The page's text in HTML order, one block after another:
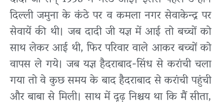
दिल्ली जमुना के कंठे पर व कमला नगर सेवाकेन्द्र पर
सेवायें की थी। जब दादी जी यज्ञ में आई तो बच्चों को
साथ लेकर आई थी, फिर परिवार वाले आकर बच्चों को
वापस ले गये। जब यज्ञ हैदराबाद-सिंध से करांची चला
गया तो वे कुछ समय के बाद हैदराबाद से करांची पहुंची
और बाबा से मिली। साथ में दृढ़ निश्चय था कि मैं सीता,